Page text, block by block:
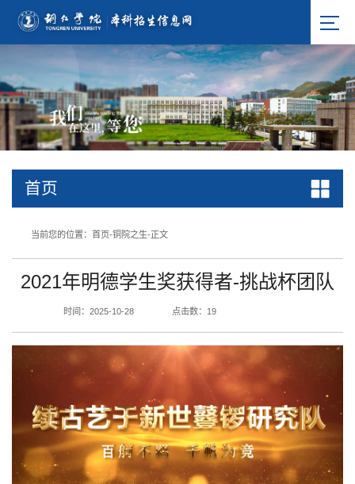
首页
当前您的位置： 首页-铜院之生- 正文
2021年明德学生奖获得者-挑战杯团队
时间：2025-10-28 点击数： 19